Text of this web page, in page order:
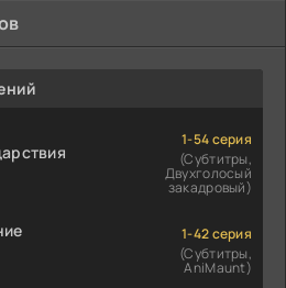
1-54 серия
(Субтитры,
Двухголосый
закадровый)
1-42 серия
(Субтитры,
AniMaunt)